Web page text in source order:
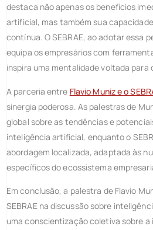
destaca não apenas os benefícios
artificial, mas também sua
contínua. O SEBRAE, ao adotar essa
equipa os empresários com
inspira uma mentalidade voltada para
A parceria entre Flavio Muniz e o
sinergia poderosa. As palestras de
global sobre as tendências e
inteligência artificial, enquanto o
abordagem localizada, adaptada às
específicos do ecossistema
Em conclusão, a palestra de Flavio
SEBRAE na discussão sobre
uma conscientização coletiva sobre a